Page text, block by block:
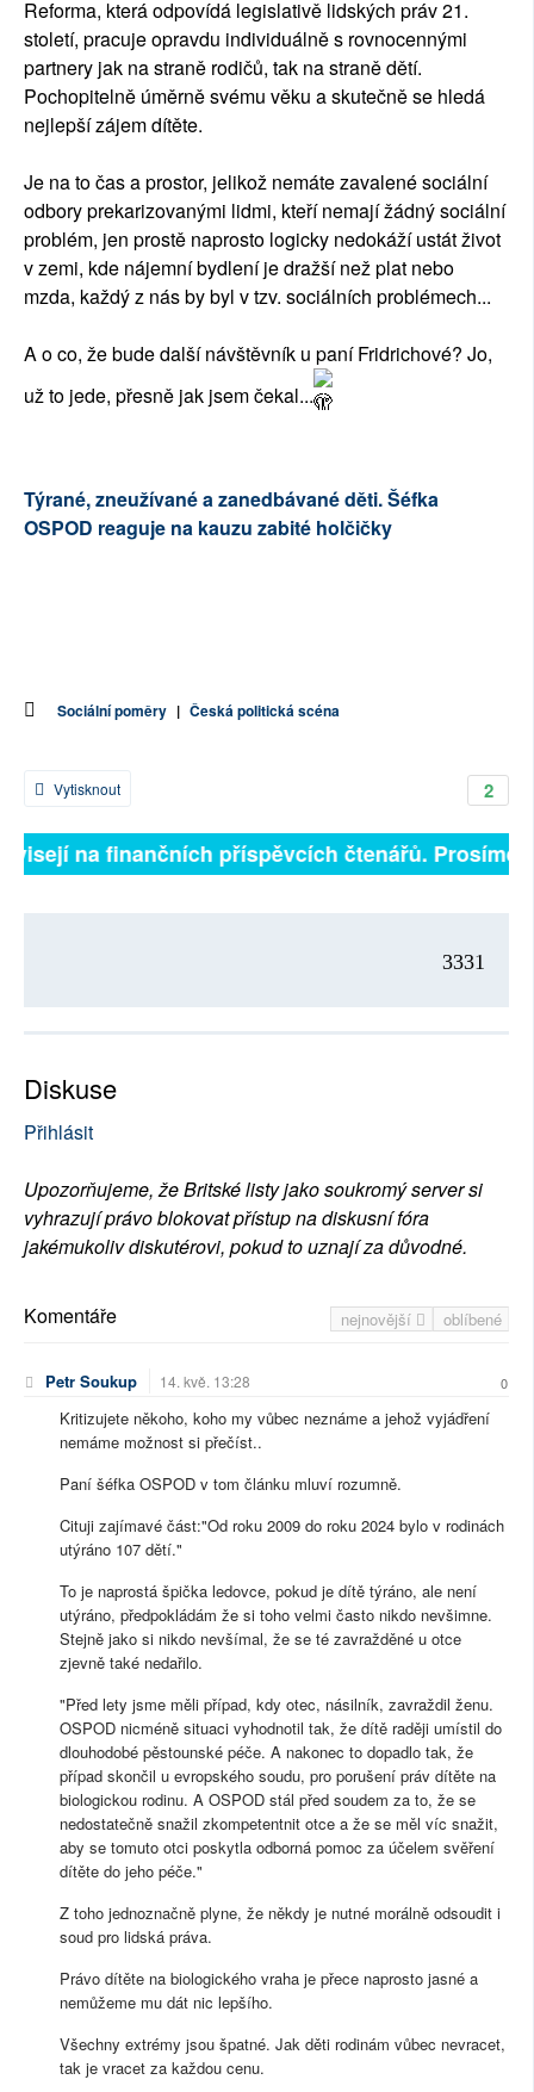
Reforma, která odpovídá legislativě lidských práv 21.
století, pracuje opravdu individuálně s rovnocennými
partnery jak na straně rodičů, tak na straně dětí.
Pochopitelně úměrně svému věku a skutečně se hledá
nejlepší zájem dítěte.
Je na to čas a prostor, jelikož nemáte zavalené sociální
odbory prekarizovanými lidmi, kteří nemají žádný sociální
problém, jen prostě naprosto logicky nedokáží ustát život
v zemi, kde nájemní bydlení je dražší než plat nebo
mzda, každý z nás by byl v tzv. sociálních problémech...
A o co, že bude další návštěvník u paní Fridrichové? Jo,
už to jede, přesně jak jsem čekal...
Týrané, zneužívané a zanedbávané děti. Šéfka
OSPOD reaguje na kauzu zabité holčičky
Sociální poměry | Česká politická scéna
2
Vytisknout
na finančních příspěvcích čtenářů. Prosíme,
3331
Diskuse
Přihlásit
Upozorňujeme, že Britské listy jako soukromý server si
vyhrazují právo blokovat přístup na diskusní fóra
jakémukoliv diskutérovi, pokud to uznají za důvodné.
nejnovější oblíbené
Komentáře
Petr Soukup 14. kvě. 13:28 0
Kritizujete někoho, koho my vůbec neznáme a jehož vyjádření
nemáme možnost si přečíst..
Paní šéfka OSPOD v tom článku mluví rozumně.
Cituji zajímavé část:"Od roku 2009 do roku 2024 bylo v rodinách
utýráno 107 dětí."
To je naprostá špička ledovce, pokud je dítě týráno, ale není
utýráno, předpokládám že si toho velmi často nikdo nevšimne.
Stejně jako si nikdo nevšímal, že se té zavražděné u otce
zjevně také nedařilo.
"Před lety jsme měli případ, kdy otec, násilník, zavraždil ženu.
OSPOD nicméně situaci vyhodnotil tak, že dítě raději umístil do
dlouhodobé pěstounské péče. A nakonec to dopadlo tak, že
případ skončil u evropského soudu, pro porušení práv dítěte na
biologickou rodinu. A OSPOD stál před soudem za to, že se
nedostatečně snažil zkompetentnit otce a že se měl víc snažit,
aby se tomuto otci poskytla odborná pomoc za účelem svěření
dítěte do jeho péče."
Z toho jednoznačně plyne, že někdy je nutné morálně odsoudit i
soud pro lidská práva.
Právo dítěte na biologického vraha je přece naprosto jasné a
nemůžeme mu dát nic lepšího.
Všechny extrémy jsou špatné. Jak děti rodinám vůbec nevracet,
tak je vracet za každou cenu.